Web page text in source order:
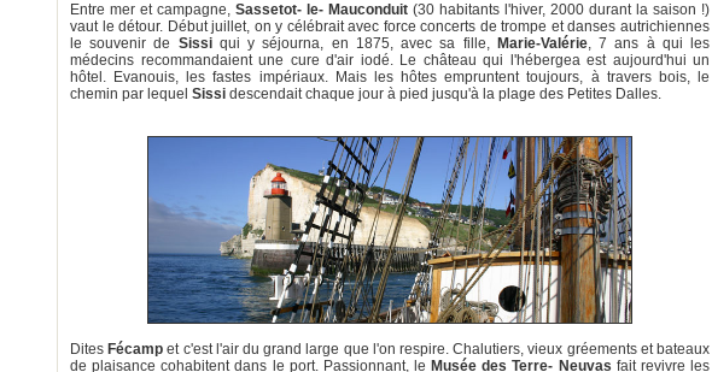
Entre mer et campagne, Sassetot- le- Mauconduit (30 habitants l'hiver, 2000 durant la saison !)
vaut le détour. Début juillet, on y célébrait avec force concerts de trompe et danses autrichiennes
le souvenir de Sissi qui y séjourna, en 1875, avec sa fille, Marie-Valérie, 7 ans à qui les
médecins recommandaient une cure d'air iodé. Le château qui l'hébergea est aujourd'hui un
hôtel. Evanouis, les fastes impériaux. Mais les hôtes empruntent toujours, à travers bois, le
chemin par lequel Sissi descendait chaque jour à pied jusqu'à la plage des Petites Dalles.
Dites Fécamp et c'est l'air du grand large que l'on respire. Chalutiers, vieux gréements et bateaux
de plaisance cohabitent dans le port. Passionnant, le Musée des Terre- Neuvas fait revivre les